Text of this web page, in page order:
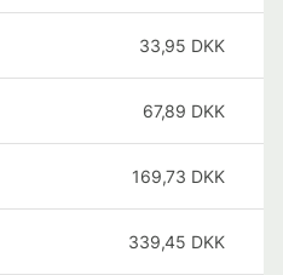
33,95 DKK
67,89 DKK
169,73 DKK
339,45 DKK